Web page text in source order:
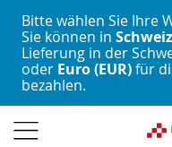
Bitte wählen Sie Ihre
Sie können in
Lieferung in der
oder Euro (EUR)für
bezahlen.
zum